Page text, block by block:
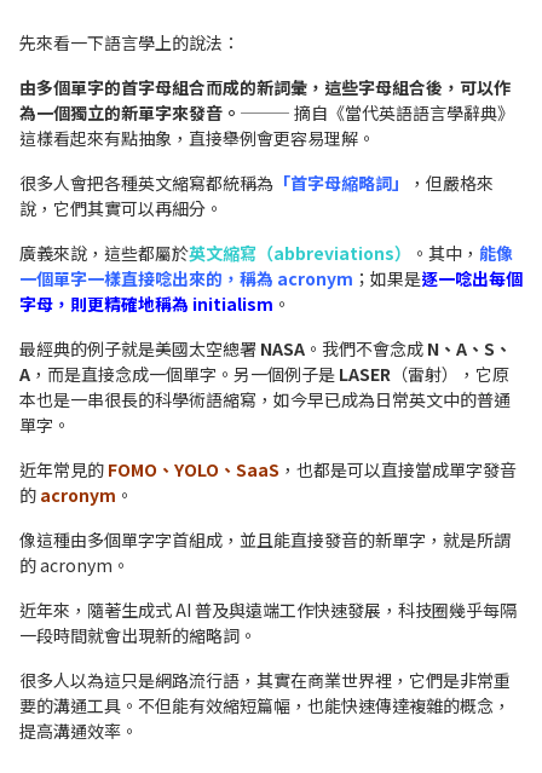
先來看一下語言學上的說法：
由多個單字的首字母組合而成的新詞彙，這些字母組合後，可以作
為一個獨立的新單字來發音。 ——— 摘自《當代英語語言學辭典》
這樣看起來有點抽象，直接舉例會更容易理解。
很多人會把各種英文縮寫都統稱為 「首字母縮略詞」
，但嚴格來
說，它們其實可以再細分。
廣義來說，這些都屬於英文縮寫（abbreviations） 。其中， 能像
一個單字一樣直接唸出來的，稱為 acronym ；如果是逐一唸出每個
字母，則更精確地稱為 initialism 。
最經典的例子就是美國太空總署 NASA 。我們不會念成 N、A、S、
A ，而是直接念成一個單字。另一個例子是 LASER （雷射），它原
本也是一串很長的科學術語縮寫，如今早已成為日常英文中的普通
單字。
近年常見的 FOMO、YOLO、SaaS ，也都是可以直接當成單字發音
的 acronym 。
像這種由多個單字字首組成，並且能直接發音的新單字，就是所謂
的 acronym。
近年來，隨著生成式 AI 普及與遠端工作快速發展，科技圈幾乎每隔
一段時間就會出現新的縮略詞。
很多人以為這只是網路流行語，其實在商業世界裡，它們是非常重
要的溝通工具。不但能有效縮短篇幅，也能快速傳達複雜的概念，
提高溝通效率。